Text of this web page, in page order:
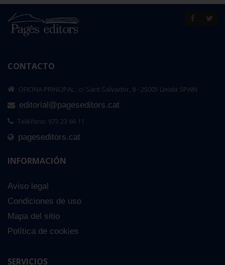
CONTACTO
OFICINA PRINCIPAL : c/ Sant Salvador, 8 - 25005 Lleida SPAIN
editorial@pageseditors.cat
Teléfono: 973 23 66 11
pageseditors.cat
INFORMACIÓN
Aviso legal
Condiciones de uso
Mapa del sitio
Política de cookies
SERVICIOS